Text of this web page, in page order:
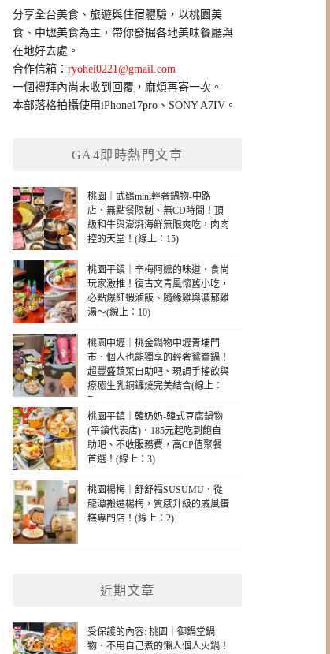
鍵
字:
分享全台美食、旅遊與住宿體驗，以桃園美
食、中壢美食為主，帶你發掘各地美味餐廳與
在地好去處。
合作信箱：ryohei0221@gmail.com
一個禮拜內尚未收到回覆，麻煩再寄一次。
本部落格拍攝使用iPhone17pro、SONY A7IV。
GA4即時熱門文章
桃園｜武鶴mini輕奢鍋物-中路
店．無點餐限制、無CD時間！頂
級和牛與澎湃海鮮無限爽吃，肉肉
控的天堂！(線上：15)
桃園平鎮｜辛梅阿嬤的味道．食尚
玩家激推！復古文青風懷舊小吃，
必點爆紅蝦滷飯、隨緣雞與濃郁雞
湯～(線上：10)
桃園中壢｜桃金鍋物中壢青埔門
市．個人也能獨享的輕奢鴛鴦鍋！
超豐盛蔬菜自助吧、現調手搖飲與
療癒生乳銅鑼燒完美結合(線上：
7)
桃園平鎮｜韓奶奶-韓式豆腐鍋物
(平鎮代表店)．185元起吃到飽自
助吧、不收服務費，高CP值聚餐
首選！(線上：3)
桃園楊梅｜舒舒福SUSUMU．從
龍潭搬遷楊梅，質感升級的戚風蛋
糕專門店！(線上：2)
近期文章
受保護的內容: 桃園｜御鍋堂鍋
物．不用自己煮的懶人個人火鍋！